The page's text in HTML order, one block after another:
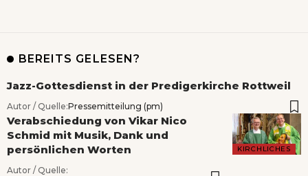
BEREITS GELESEN?
Jazz-Gottesdienst in der Predigerkirche Rottweil
Autor / Quelle:Pressemitteilung (pm)
KIRCHLICHES
Verabschiedung von Vikar Nico
Schmid mit Musik, Dank und
persönlichen Worten
Autor / Quelle: